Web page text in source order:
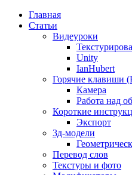
Главная
Статьи
Видеуроки
Unity
IanHubert
Горячие клавиши
Камера
Работа над
Короткие
Экспорт
3д-модели
Перевод слов
Текстуры и фото